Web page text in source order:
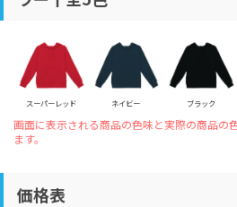
スーパーレッド ネイビー ブラック
画面に表示される商品の色味と実際の商品の
ます。
価格表